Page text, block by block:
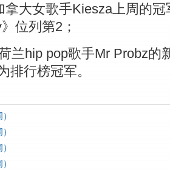
拿大女歌手Kiesza上周的冠
位列第2；
兰hip pop歌手Mr Probz的
排行榜冠军。